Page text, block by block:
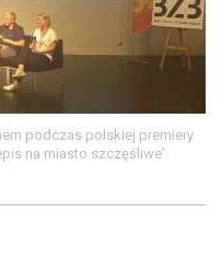
podczas polskiej premiery
na miasto szczęśliwe'.